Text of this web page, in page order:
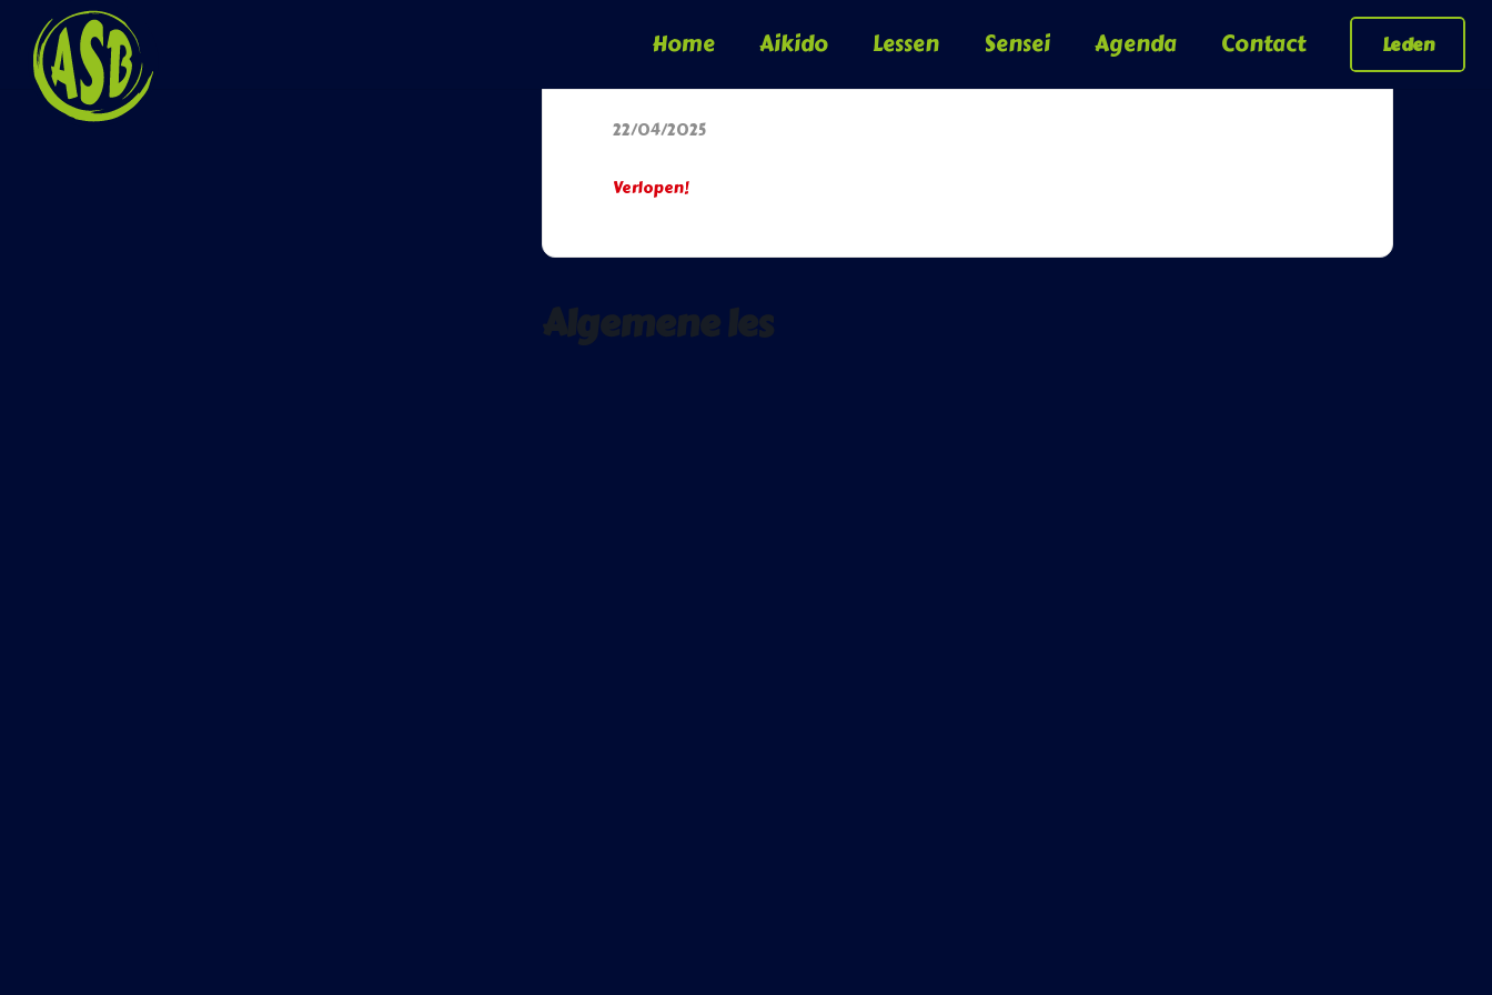
Home Aikido Lessen Sensei Agenda Contact
Leden
22/04/2025
Verlopen!